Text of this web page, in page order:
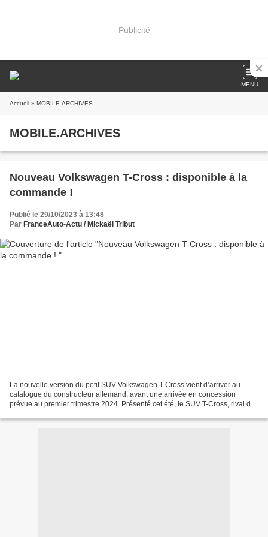
Publicité
MENU
Accueil » MOBILE.ARCHIVES
MOBILE.ARCHIVES
Nouveau Volkswagen T-Cross : disponible à la
commande !
Publié le 29/10/2023 à 13:48
Par FranceAuto-Actu / Mickaël Tribut
La nouvelle version du petit SUV Volkswagen T-Cross vient d’arriver au
catalogue du constructeur allemand, avant une arrivée en concession
prévue au premier trimestre 2024. Présenté cet été, le SUV T-Cross, rival des